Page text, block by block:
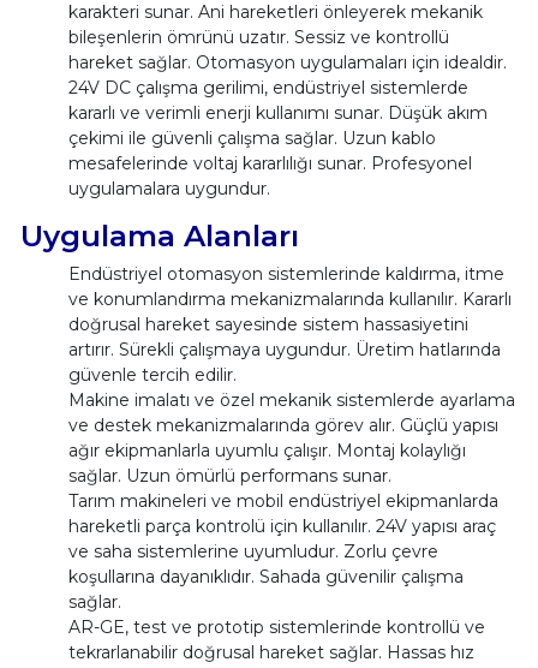
karakteri sunar. Ani hareketleri önleyerek mekanik
bileşenlerin ömrünü uzatır. Sessiz ve kontrollü
hareket sağlar. Otomasyon uygulamaları için idealdir.
24V DC çalışma gerilimi, endüstriyel sistemlerde
kararlı ve verimli enerji kullanımı sunar. Düşük akım
çekimi ile güvenli çalışma sağlar. Uzun kablo
mesafelerinde voltaj kararlılığı sunar. Profesyonel
uygulamalara uygundur.
Uygulama Alanları
Endüstriyel otomasyon sistemlerinde kaldırma, itme
ve konumlandırma mekanizmalarında kullanılır. Kararlı
doğrusal hareket sayesinde sistem hassasiyetini
artırır. Sürekli çalışmaya uygundur. Üretim hatlarında
güvenle tercih edilir.
Makine imalatı ve özel mekanik sistemlerde ayarlama
ve destek mekanizmalarında görev alır. Güçlü yapısı
ağır ekipmanlarla uyumlu çalışır. Montaj kolaylığı
sağlar. Uzun ömürlü performans sunar.
Tarım makineleri ve mobil endüstriyel ekipmanlarda
hareketli parça kontrolü için kullanılır. 24V yapısı araç
ve saha sistemlerine uyumludur. Zorlu çevre
koşullarına dayanıklıdır. Sahada güvenilir çalışma
sağlar.
AR-GE, test ve prototip sistemlerinde kontrollü ve
tekrarlanabilir doğrusal hareket sağlar. Hassas hız